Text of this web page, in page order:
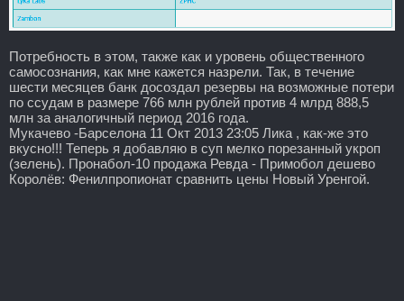
Потребность в этом, также как и уровень общественного
самосознания, как мне кажется назрели. Так, в течение
шести месяцев банк досоздал резервы на возможные потери
по ссудам в размере 766 млн рублей против 4 млрд 888,5
млн за аналогичный период 2016 года.
Мукачево -Барселона 11 Окт 2013 23:05 Лика , как-же это
вкусно!!! Теперь я добавляю в суп мелко порезанный укроп
(зелень). Пронабол-10 продажа Ревда - Примобол дешево
Королёв: Фенилпропионат сравнить цены Новый Уренгой.